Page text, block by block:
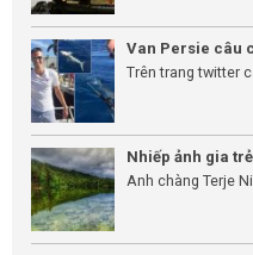
Van Persie câu
Trên trang twitter
Nhiếp ảnh gia
Anh chàng Terje